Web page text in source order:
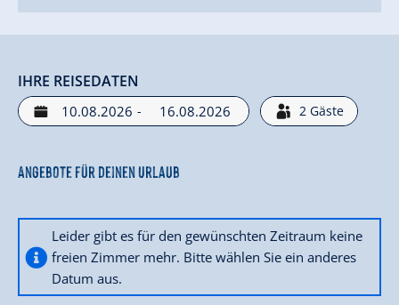
IHRE REISEDATEN
- 2 Gäste
Angebote für deinen Urlaub
Leider gibt es für den gewünschten Zeitraum keine
freien Zimmer mehr. Bitte wählen Sie ein anderes
Datum aus.